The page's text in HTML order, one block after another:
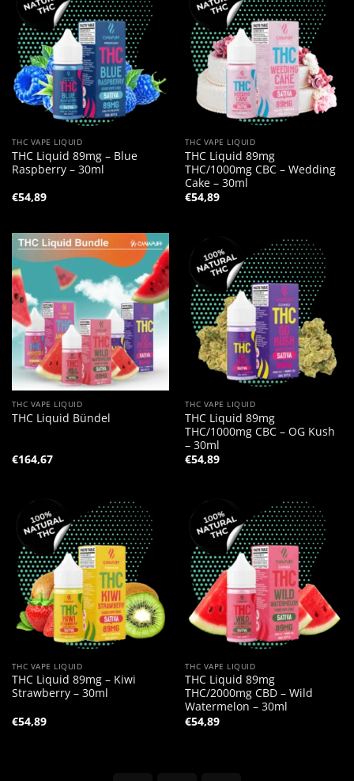
THC VAPE LIQUID
THC Liquid 89mg – Blue
Raspberry – 30ml
€54,89
THC VAPE LIQUID
THC Liquid 89mg
THC/1000mg CBC – Wedding
Cake – 30ml
€54,89
THC VAPE LIQUID
THC Liquid Bündel
€164,67
THC VAPE LIQUID
THC Liquid 89mg
THC/1000mg CBC – OG Kush
– 30ml
€54,89
THC VAPE LIQUID
THC Liquid 89mg – Kiwi
Strawberry – 30ml
€54,89
THC VAPE LIQUID
THC Liquid 89mg
THC/2000mg CBD – Wild
Watermelon – 30ml
€54,89